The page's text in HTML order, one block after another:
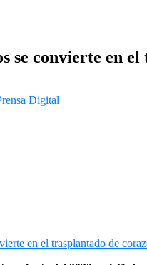
se convierte en
Digital